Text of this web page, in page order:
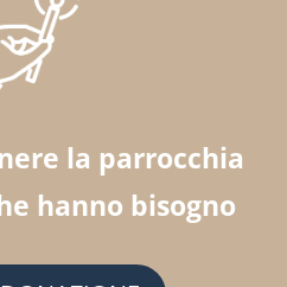
la parrocchia
hanno bisogno